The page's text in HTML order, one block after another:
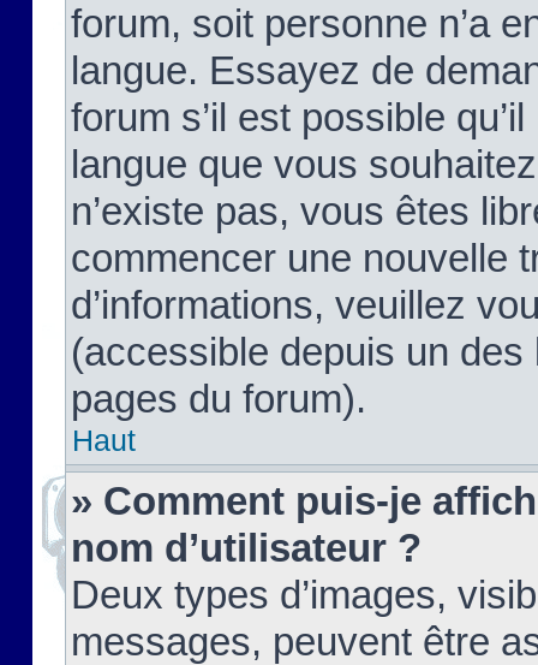
forum, soit personne n’a
langue. Essayez de
forum s’il est possible
langue que vous
n’existe pas, vous êtes
commencer une nouvelle
d’informations, veuillez
(accessible depuis un
pages du forum).
Haut
» Comment puis-je
nom d’utilisateur ?
Deux types d’images,
messages, peuvent être